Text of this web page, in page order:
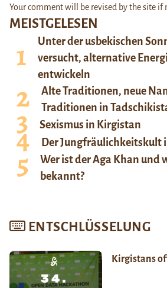
MEISTGELESEN
Unter der usbekischen
versucht, alternative
entwickeln
Alte Traditionen, neue
Traditionen in
Sexismus in Kirgistan
Der Jungfräulichkeitskult
Wer ist der Aga Khan und
bekannt?
ENTSCHLÜSSELUNG
Kirgistans
Your comment will be revised by the site if